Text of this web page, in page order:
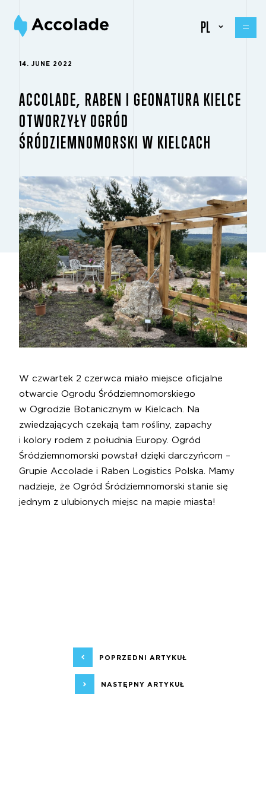
PL
14. JUNE 2022
ACCOLADE, RABEN I GEONATURA KIELCE
OTWORZYŁY OGRÓD
ŚRÓDZIEMNOMORSKI W KIELCACH
W czwartek 2 czerwca miało miejsce oficjalne
otwarcie Ogrodu Śródziemnomorskiego
w Ogrodzie Botanicznym w Kielcach. Na
zwiedzających czekają tam rośliny, zapachy
i kolory rodem z południa Europy. Ogród
Śródziemnomorski powstał dzięki darczyńcom –
Grupie Accolade i Raben Logistics Polska. Mamy
nadzieje, że Ogród Śródziemnomorski stanie się
jednym z ulubionych miejsc na mapie miasta!
POPRZEDNI ARTYKUŁ
NASTĘPNY ARTYKUŁ